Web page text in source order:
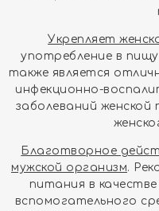
Укрепляет
употребление в
также является
инфекционно-
заболеваний женской
Благотворное
мужской организм.
питания в
вспомогательного